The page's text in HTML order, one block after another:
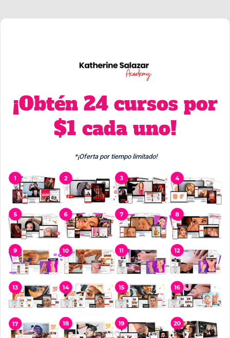
¡Obtén 24 cursos por
$1 cada uno!
*¡Oferta por tiempo limitado!